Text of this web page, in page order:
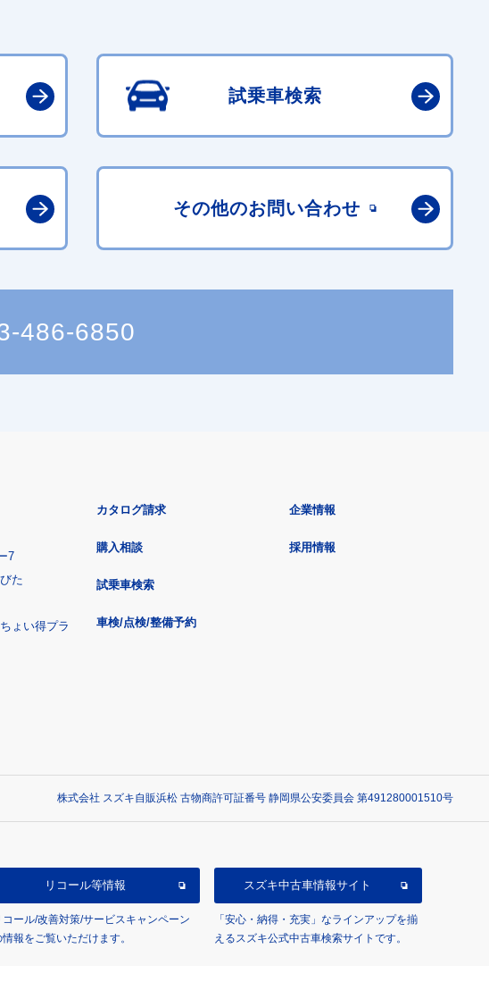
試乗車検索
その他のお問い合わせ
486-6850
7
た
ょい得プラ
カタログ請求
購入相談
試乗車検索
車検/点検/整備予約
企業情報
採用情報
株式会社 スズキ自販浜松 古物商許可証番号 静岡県公安委員会 第491280001510号
リコール等情報
コール/改善対策/サービスキャンペーン
情報をご覧いただけます。
スズキ中古車情報サイト
「安心・納得・充実」なラインアップを揃
えるスズキ公式中古車検索サイトです。